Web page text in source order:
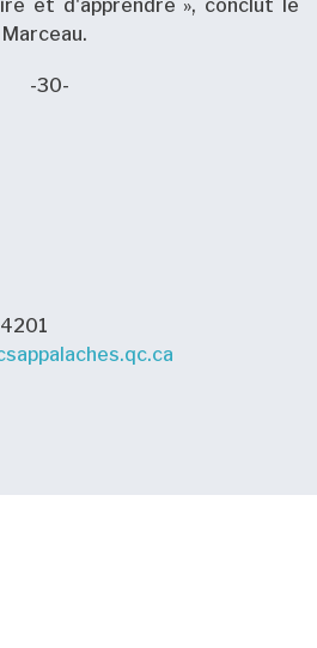
et d'apprendre », conclut le
-30-